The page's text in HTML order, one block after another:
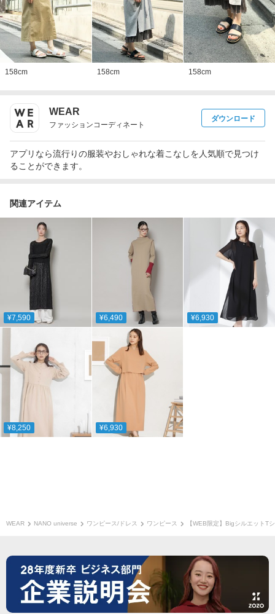
158cm 158cm 158cm
WEAR
ファッションコーディネート
ダウンロード
アプリなら流行りの服装やおしゃれな着こなしを人気順で見つけ
ることができます。
関連アイテム
¥7,590 ¥6,490 ¥6,930
¥8,250 ¥6,930
WEAR NANO universe ワンピース/ドレス ワンピース 【WEB限定】BigシルエットT